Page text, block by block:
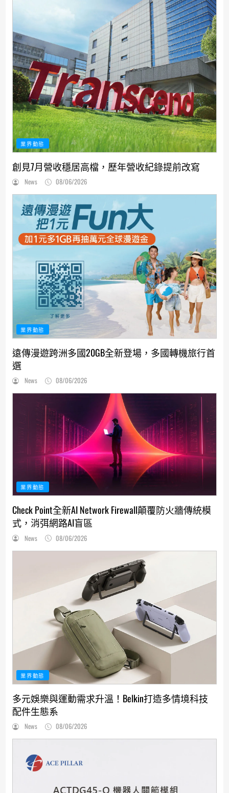
業界動態
創見7月營收穩居高檔，歷年營收紀錄提前改寫
News 08/06/2026
業界動態
遠傳漫遊跨洲多國20GB全新登場，多國轉機旅行首
選
News 08/06/2026
業界動態
Check Point全新AI Network Firewall顛覆防火牆傳統模
式，消弭網路AI盲區
News 08/06/2026
業界動態
多元娛樂與運動需求升溫！Belkin打造多情境科技
配件生態系
News 08/06/2026